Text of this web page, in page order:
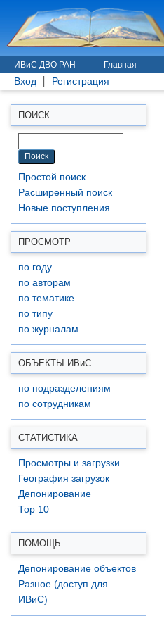
ИВиС ДВО РАН Главная
Вход Регистрация
ПОИСК
Простой поиск
Расширенный поиск
Новые поступления
ПРОСМОТР
по году
по авторам
по тематике
по типу
по журналам
ОБЪЕКТЫ ИВиС
по подразделениям
по сотрудникам
СТАТИСТИКА
Просмотры и загрузки
География загрузок
Депонирование
Top 10
ПОМОЩЬ
Депонирование объектов
Разное (доступ для
ИВиС)